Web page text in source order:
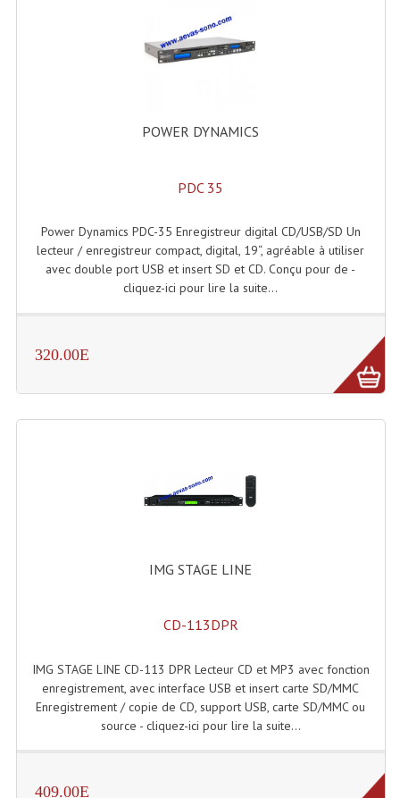
Packs Sono
Retours De Scène
Caisson De Basse Amplifié
Caissons De Basses
Filtres Actifs, Correcteurs
Haut-Parleurs Amplis Guitare
Moteurs Pavillons Pour Enceinte
Tweeters Pour Enceintes
POWER DYNAMICS
PDC 35
Power Dynamics PDC-35 Enregistreur digital CD/USB/SD Un
lecteur / enregistreur compact, digital, 19“, agréable à utiliser
avec double port USB et insert SD et CD. Conçu pour de -
cliquez-ici pour lire la suite...
320.00E
IMG STAGE LINE
CD-113DPR
IMG STAGE LINE CD-113 DPR Lecteur CD et MP3 avec fonction
enregistrement, avec interface USB et insert carte SD/MMC
Enregistrement / copie de CD, support USB, carte SD/MMC ou
source - cliquez-ici pour lire la suite...
409.00E